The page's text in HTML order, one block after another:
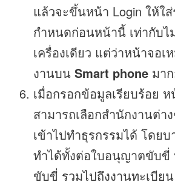
แล้วจะขึ้นหน้า Login ให้ใ
กำหนดก่อนหน้านี้ เท่ากับไ
เครื่องเดียว แต่ว่าหน้าจอเ
งานบน Smart phone มา
เมื่อกรอกข้อมูลเรียบร้อย
สามารถเลือกสำนักงานต่า
เข้าไปทำธุรกรรมได้ โดย
ทำได้ทั้งต่อใบอนุญาตขับขี่
ขับขี่ รวมไปถึงงานทะเบีย